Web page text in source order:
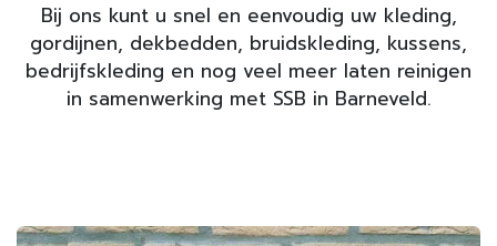
Bij ons kunt u snel en eenvoudig uw kleding,
gordijnen, dekbedden, bruidskleding, kussens,
bedrijfskleding en nog veel meer laten reinigen
in samenwerking met SSB in Barneveld.